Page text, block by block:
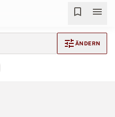
bookmark menu
tune ÄNDERN